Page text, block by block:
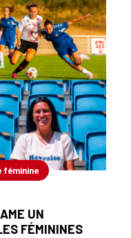
féminine
UN
FÉMININES